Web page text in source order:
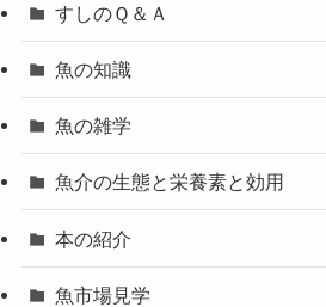
すしのＱ＆Ａ
魚の知識
魚の雑学
魚介の生態と栄養素と効用
本の紹介
魚市場見学